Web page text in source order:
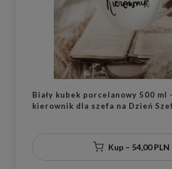
Biały kubek porcelanowy 500 ml
kierownik dla szefa na Dzień
Kup – 54,00 PLN